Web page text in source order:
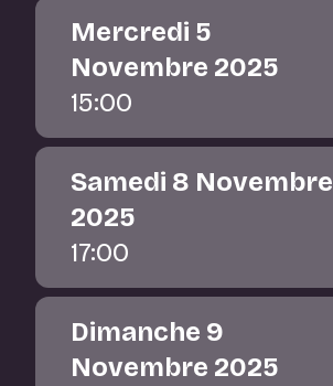
Mercredi 5
Novembre 2025
15:00
Samedi 8 Novembre
2025
17:00
Dimanche 9
Novembre 2025